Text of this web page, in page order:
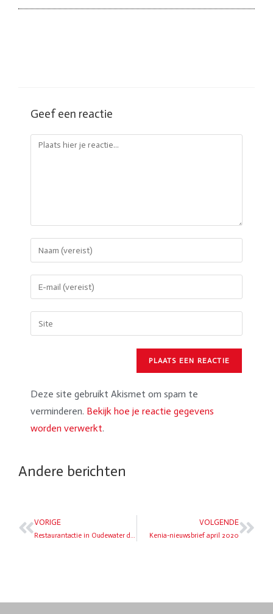
Geef een reactie
Deze site gebruikt Akismet om spam te
verminderen. Bekijk hoe je reactie gegevens
worden verwerkt.
Andere berichten
VORIGE
Restaurantactie in Oudewater dinsdag 31 maart 2020
VOLGENDE
Kenia-nieuwsbrief april 2020